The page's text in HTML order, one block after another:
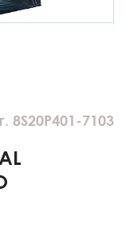
8S20P401-7103